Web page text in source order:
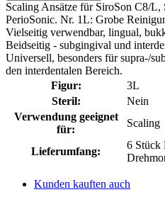
Scaling Ansätze für SiroSon C8/
PerioSonic. Nr. 1L: Grobe
Vielseitig verwendbar, lingual,
Beidseitig - subgingival und
Universell, besonders für supra-/
den interdentalen Bereich.
Figur:
3L
Steril:
Nein
Verwendung geeignet
für:
Scaling
Lieferumfang:
6 Stück
Kunden kauften auch